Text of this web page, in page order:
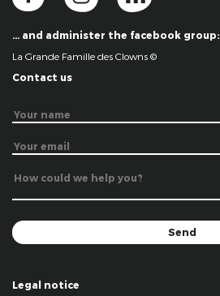
… and administer the facebook group:
La Grande Famille des Clowns ©
Contact us
Legal notice